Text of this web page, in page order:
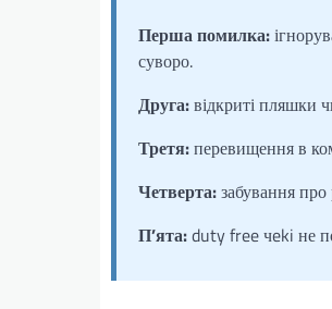
Перша помилка:
суворо.
Друга:відкриті пляшки
Третя:перевищення в
Четверта:забування
П’ята:duty free чeki не